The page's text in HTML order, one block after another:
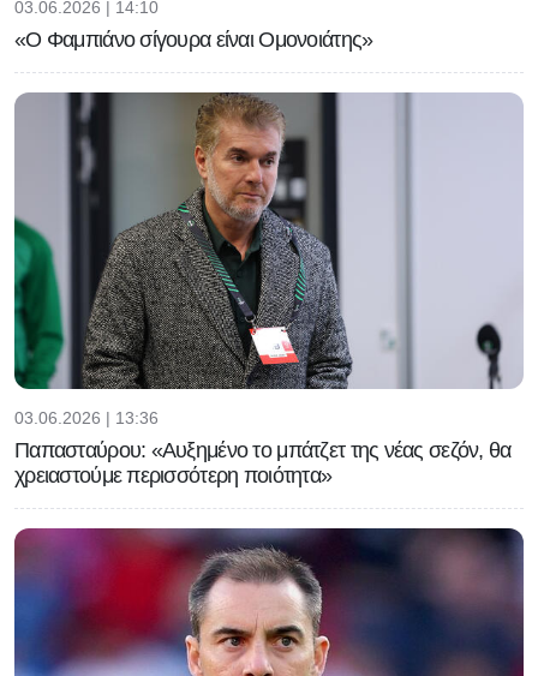
03.06.2026 | 14:10
«Ο Φαμπιάνο σίγουρα είναι Ομονοιάτης»
03.06.2026 | 13:36
Παπασταύρου: «Αυξημένο το μπάτζετ της νέας σεζόν, θα
χρειαστούμε περισσότερη ποιότητα»